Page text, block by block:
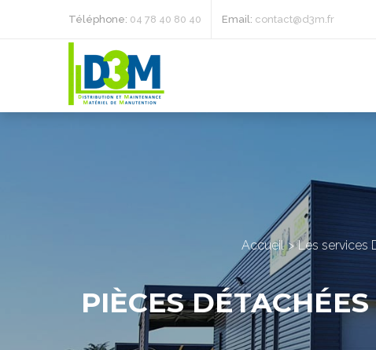
Téléphone: 04 78 40 80 40 Email: contact@d3m.fr
Accueil Les services
PIÈCES